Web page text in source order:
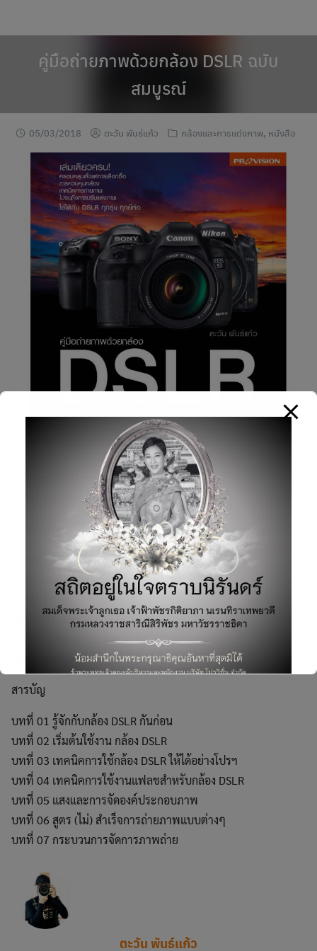
คู่มือถ่ายภาพด้วยกล้อง DSLR ฉบับ
สมบูรณ์
05/03/2018 ตะวัน พันธ์แก้ว กล้องและการแต่งภาพ, หนังสือ
ตะวัน พันธ์แก้ว
ประเภทหนังสือ:กล้องและการถ่ายภาพ
รายละเอียดสินค้า
ขนาด: 16.5*19.05 ซม.
จำนวนหน้า: 410 หน้า
พิมพ์ครั้งที่ 1: มีนาคม 2558
ลักษณะพิเศษ: พิมพ์ 4 สี
ระดับความยากง่าย: ผู้สนใจทั่วไป
ผู้จัดจำหน่าย: บริษัท ซีเอ็ดยูเคชั่น จำกัด (มหาชน)
สารบัญ
บทที่ 01 รู้จักกับกล้อง DSLR กันก่อน
บทที่ 02 เริ่มต้นใช้งาน กล้อง DSLR
บทที่ 03 เทคนิคการใช้กล้อง DSLR ให้ได้อย่างโปรฯ
บทที่ 04 เทคนิคการใช้งานแฟลชสำหรับกล้อง DSLR
บทที่ 05 แสงและการจัดองค์ประกอบภาพ
บทที่ 06 สูตร (ไม่) สำเร็จการถ่ายภาพแบบต่างๆ
บทที่ 07 กระบวนการจัดการภาพถ่าย
ตะวัน พันธ์แก้ว
This will close in4seconds